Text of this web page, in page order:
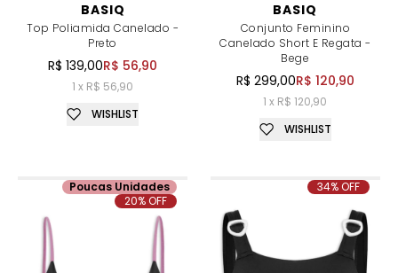
BASIQ
Top Poliamida Canelado -
Preto
R$ 139,00R$ 56,90
1 x R$ 56,90
WISHLIST
BASIQ
Conjunto Feminino
Canelado Short E Regata -
Bege
R$ 299,00R$ 120,90
1 x R$ 120,90
WISHLIST
Poucas Unidades
20% OFF
34% OFF